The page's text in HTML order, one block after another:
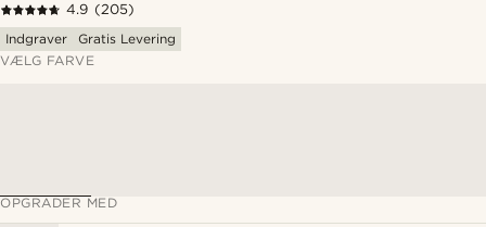
4.9 (205)
Indgraver
Gratis Levering
VÆLG FARVE
OPGRADER MED